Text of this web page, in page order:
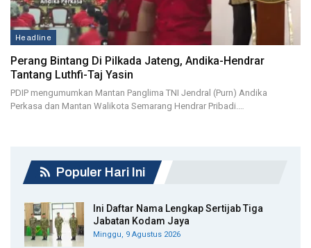
Headline
Perang Bintang Di Pilkada Jateng, Andika-Hendrar
Tantang Luthfi-Taj Yasin
PDIP mengumumkan Mantan Panglima TNI Jendral (Purn) Andika
Perkasa dan Mantan Walikota Semarang Hendrar Pribadi.…
Populer Hari Ini
Ini Daftar Nama Lengkap Sertijab Tiga
Jabatan Kodam Jaya
Minggu, 9 Agustus 2026